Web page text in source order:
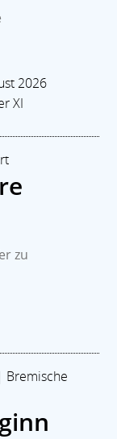
2026
XI
zu
Bremische